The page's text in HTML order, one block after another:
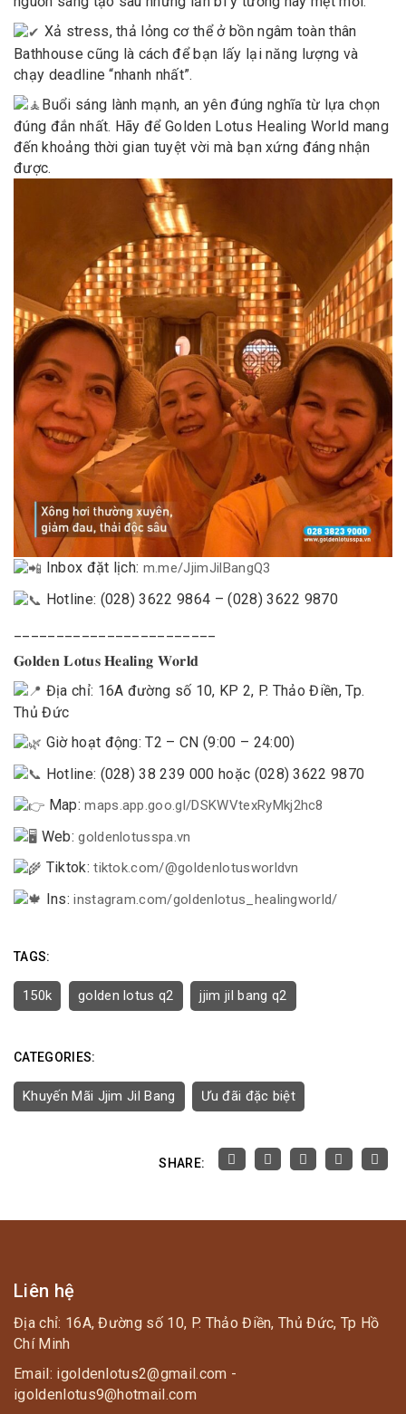
Xả stress, thả lỏng cơ thể ở bồn ngâm toàn thân
Bathhouse cũng là cách để bạn lấy lại năng lượng và
chạy deadline “nhanh nhất”.
Buổi sáng lành mạnh, an yên đúng nghĩa từ lựa chọn
đúng đắn nhất. Hãy để Golden Lotus Healing World mang
đến khoảng thời gian tuyệt vời mà bạn xứng đáng nhận
được.
Inbox đặt lịch: m.me/JjimJilBangQ3
Hotline: (028) 3622 9864 – (028) 3622 9870
𝐆𝐨𝐥𝐝𝐞𝐧 𝐋𝐨𝐭𝐮𝐬 𝐇𝐞𝐚𝐥𝐢𝐧𝐠 𝐖𝐨𝐫𝐥𝐝
Địa chỉ: 16A đường số 10, KP 2, P. Thảo Điền, Tp.
Thủ Đức
Giờ hoạt động: T2 – CN (9:00 – 24:00)
Hotline: (028) 38 239 000 hoặc (028) 3622 9870
Map:maps.app.goo.gl/DSKWVtexRyMkj2hc8
Web:goldenlotusspa.vn
Tiktok:tiktok.com/@goldenlotusworldvn
Ins:instagram.com/goldenlotus_healingworld/
TAGS:
150k golden lotus q2 jjim jil bang q2
CATEGORIES:
Khuyến Mãi Jjim Jil Bang Ưu đãi đặc biệt
SHARE:
Liên hệ
Địa chỉ: 16A, Đường số 10, P. Thảo Điền, Thủ Đức, Tp Hồ
Chí Minh
Email: igoldenlotus2@gmail.com -
igoldenlotus9@hotmail.com